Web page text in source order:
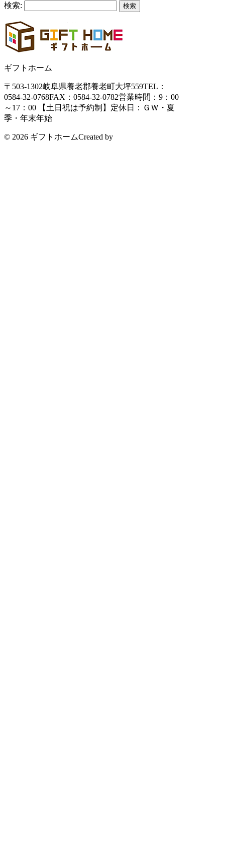
検索:
ギフトホーム
〒503-1302岐阜県養老郡養老町大坪559TEL：
0584-32-0768FAX：0584-32-0782営業時間：9：00
～17：00 【土日祝は予約制】 定休日：ＧＷ・夏
季・年末年始
© 2026 ギフトホームCreated by